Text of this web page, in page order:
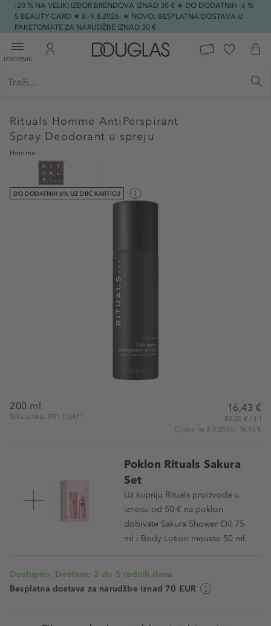
-20 % NA VELIKI IZBOR BRENDOVA IZNAD 30 € ★ DO DODATNIH -6 %
S BEAUTY CARD ★ 8.-9.8.2026. ★ NOVO: BESPLATNA DOSTAVA U
PAKETOMATE ZA NARUDŽBE IZNAD 30 €
IZBORNIK
Rituals Homme AntiPerspirant
Spray Deodorant u spreju
Homme
DO DODATNIH 6% UZ DBC KARTICU
200 ml
Šifra artikla RIT1113471
16,43 €
82,20 € / 1 l
Cijena na 2.5.2025.: 16,43 €
Poklon Rituals Sakura
Set
Uz kupnju Rituals proizvoda u
iznosu od 50 € na poklon
dobivate Sakura Shower Oil 75
ml i Body Lotion mousse 50 ml.
Dostupno. Dostava: 2 do 5 radnih dana
Besplatna dostava za narudžbe iznad 70 EUR